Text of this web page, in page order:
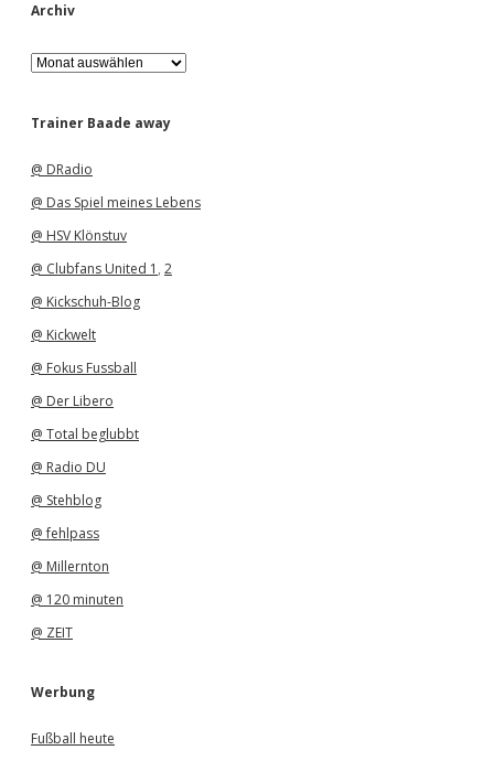
Archiv
A
r
h
Trainer Baade away
@ DRadio
@ Das Spiel meines Lebens
@ HSV Klönstuv
@ Clubfans United 1 , 2
@ Kickschuh-Blog
@ Kickwelt
@ Fokus Fussball
@ Der Libero
@ Total beglubbt
@ Radio DU
@ Stehblog
@ fehlpass
@ Millernton
@ 120 minuten
@ ZEIT
Werbung
Fußball heute